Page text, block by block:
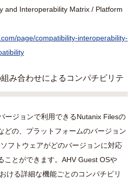
and Interoperability Matrix / Platform
page/compatibility-interoperability-
み合わせによるコンパチビリテ
ージョンで利用できるNutanix Filesの
どの、プラットフォームのバージョン
フトウェアがどのバージョンに対応
ことができます。AHV Guest OSや
ける詳細な機能ごとのコンパチビリ